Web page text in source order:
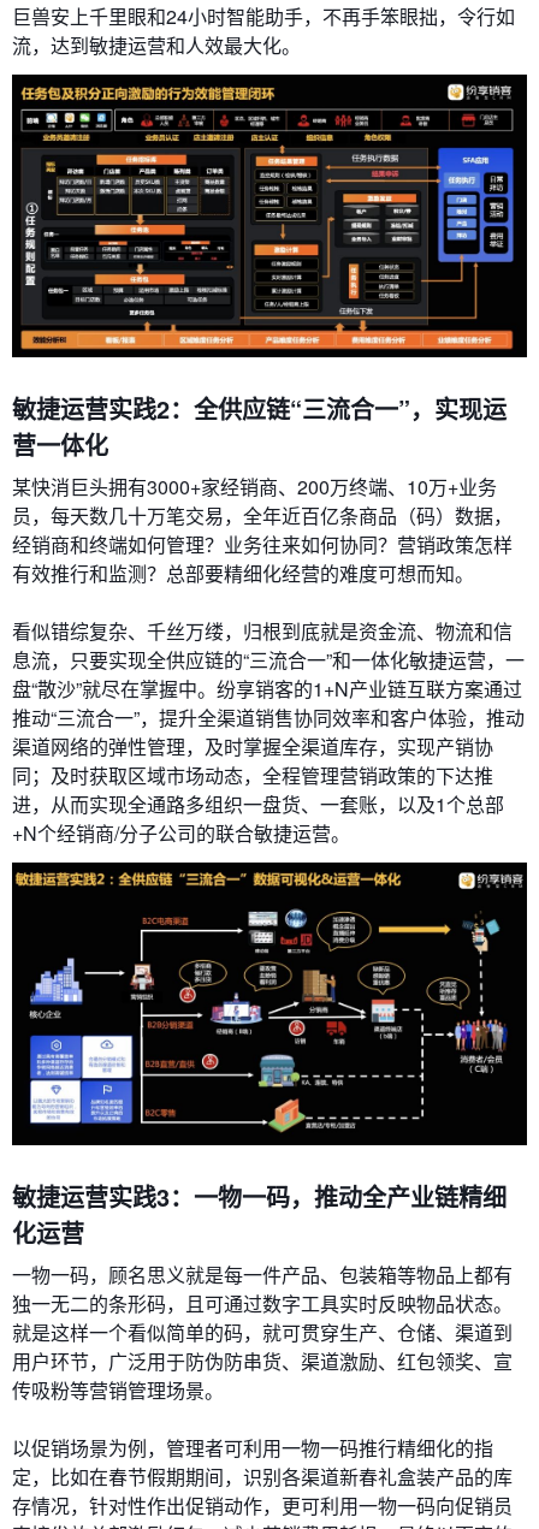
巨兽安上千里眼和24小时智能助手，不再手笨眼拙，令行如
流，达到敏捷运营和人效最大化。
敏捷运营实践2：全供应链“三流合一”，实现运
营一体化
某快消巨头拥有3000+家经销商、200万终端、10万+业务
员，每天数几十万笔交易，全年近百亿条商品（码）数据，
经销商和终端如何管理？业务往来如何协同？营销政策怎样
有效推行和监测？总部要精细化经营的难度可想而知。
看似错综复杂、千丝万缕，归根到底就是资金流、物流和信
息流，只要实现全供应链的“三流合一”和一体化敏捷运营，一
盘“散沙”就尽在掌握中。纷享销客的1+N产业链互联方案通过
推动“三流合一”，提升全渠道销售协同效率和客户体验，推动
渠道网络的弹性管理，及时掌握全渠道库存，实现产销协
同；及时获取区域市场动态，全程管理营销政策的下达推
进，从而实现全通路多组织一盘货、一套账，以及1个总部
+N个经销商/分子公司的联合敏捷运营。
敏捷运营实践3：一物一码，推动全产业链精细
化运营
一物一码，顾名思义就是每一件产品、包装箱等物品上都有
独一无二的条形码，且可通过数字工具实时反映物品状态。
就是这样一个看似简单的码，就可贯穿生产、仓储、渠道到
用户环节，广泛用于防伪防串货、渠道激励、红包领奖、宣
传吸粉等营销管理场景。
以促销场景为例，管理者可利用一物一码推行精细化的指
定，比如在春节假期期间，识别各渠道新春礼盒装产品的库
存情况，针对性作出促销动作，更可利用一物一码向促销员